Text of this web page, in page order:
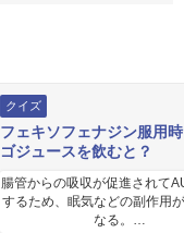
クイズ
フェキソフェナジン服用
ゴジュースを飲むと？
腸管からの吸収が促進されて
するため、眠気などの副作用
なる。…